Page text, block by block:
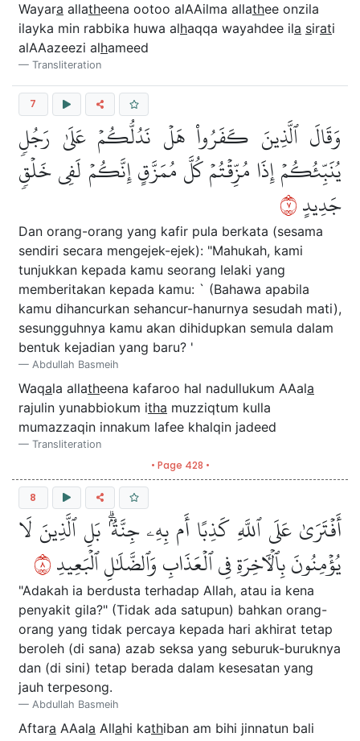
Wayara allatheena ootoo alAAilma allathee onzila
ilayka min rabbika huwa alhaqqa wayahdee ila sirati
alAAazeezi alhameed
Transliteration
7
وَقَالَ ٱلَّذِينَ كَفَرُواْ هَلۡ نَدُلُّكُمۡ عَلَىٰ رَجُلٖ
يُنَبِّئُكُمۡ إِذَا مُزِّقۡتُمۡ كُلَّ مُمَزَّقٍ إِنَّكُمۡ لَفِي خَلۡقٖ
جَدِيدٍ٧
Dan orang-orang yang kafir pula berkata (sesama
sendiri secara mengejek-ejek): "Mahukah, kami
tunjukkan kepada kamu seorang lelaki yang
memberitakan kepada kamu: ` (Bahawa apabila
kamu dihancurkan sehancur-hanurnya sesudah mati),
sesungguhnya kamu akan dihidupkan semula dalam
bentuk kejadian yang baru? '
Abdullah Basmeih
Waqala allatheena kafaroo hal nadullukum AAala
rajulin yunabbiokum itha muzziqtum kulla
mumazzaqin innakum lafee khalqin jadeed
Transliteration
• Page 428 •
8
أَفۡتَرَىٰ عَلَى ٱللَّهِ كَذِبًا أَم بِهِۦ جِنَّةُۢۗ بَلِ ٱلَّذِينَ لَا
يُؤۡمِنُونَ بِٱلۡأٓخِرَةِ فِي ٱلۡعَذَابِ وَٱلضَّلَٰلِ ٱلۡبَعِيدِ٨
"Adakah ia berdusta terhadap Allah, atau ia kena
penyakit gila?" (Tidak ada satupun) bahkan orang-
orang yang tidak percaya kepada hari akhirat tetap
beroleh (di sana) azab seksa yang seburuk-buruknya
dan (di sini) tetap berada dalam kesesatan yang
jauh terpesong.
Abdullah Basmeih
Aftara AAala Allahi kathiban am bihi jinnatun bali